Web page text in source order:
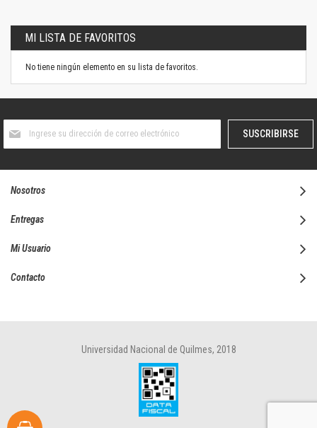
MI LISTA DE FAVORITOS
No tiene ningún elemento en su lista de favoritos.
boletín
SUSCRIBIRSE
Nosotros
Entregas
Mi Usuario
Contacto
Universidad Nacional de Quilmes, 2018